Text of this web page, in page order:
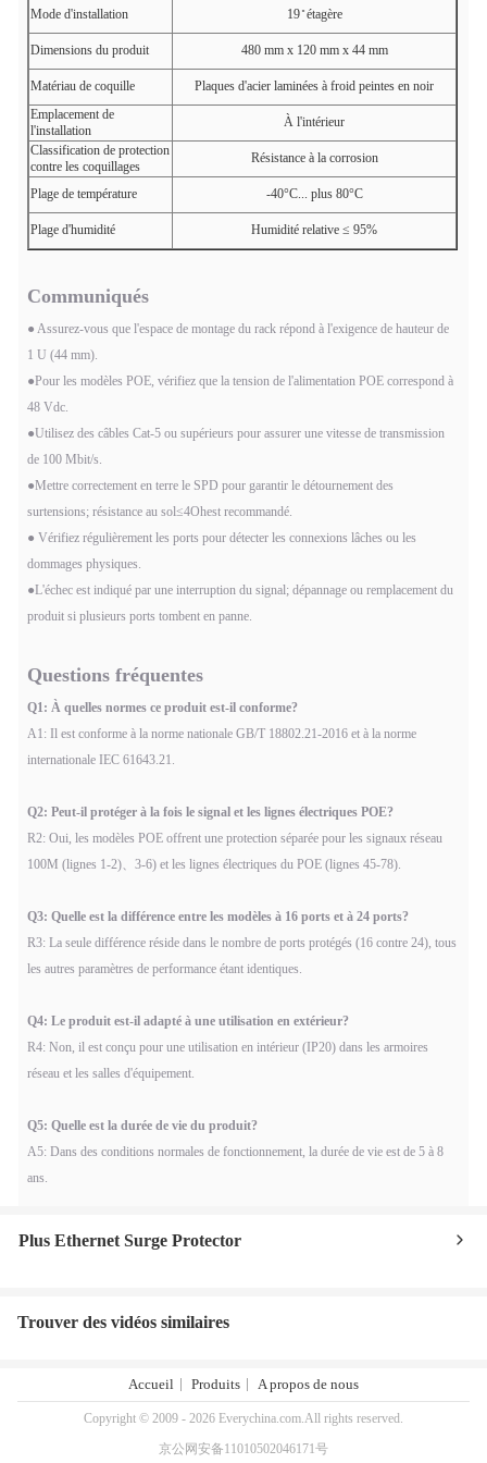
protection
45 à 78
Indication de
défaillance
Signal interrompu
Mode d'installation 19 ̊ étagère
Dimensions du produit 480 mm x 120 mm x 44 mm
Matériau de coquille
Plaques d'acier laminées à froid peintes en noir
Emplacement de
l'installation
À l'intérieur
Classification de protection
contre les coquillages
Résistance à la corrosion
Plage de température -40°C... plus 80°C
Plage d'humidité Humidité relative ≤ 95%
Communiqués
● Assurez-vous que l'espace de montage du rack répond à l'exigence de hauteur de
1 U (44 mm).
●Pour les modèles POE, vérifiez que la tension de l'alimentation POE correspond à
48 Vdc.
●Utilisez des câbles Cat-5 ou supérieurs pour assurer une vitesse de transmission
de 100 Mbit/s.
●Mettre correctement en terre le SPD pour garantir le détournement des
surtensions; résistance au sol≤4Ohest recommandé.
● Vérifiez régulièrement les ports pour détecter les connexions lâches ou les
dommages physiques.
●L'échec est indiqué par une interruption du signal; dépannage ou remplacement du
produit si plusieurs ports tombent en panne.
Questions fréquentes
Q1: À quelles normes ce produit est-il conforme?
A1: Il est conforme à la norme nationale GB/T 18802.21-2016 et à la norme
internationale IEC 61643.21.
Q2: Peut-il protéger à la fois le signal et les lignes électriques POE?
R2: Oui, les modèles POE offrent une protection séparée pour les signaux réseau
100M (lignes 1-2)、 3-6) et les lignes électriques du POE (lignes 45-78).
Q3: Quelle est la différence entre les modèles à 16 ports et à 24 ports?
R3: La seule différence réside dans le nombre de ports protégés (16 contre 24), tous
les autres paramètres de performance étant identiques.
Q4: Le produit est-il adapté à une utilisation en extérieur?
R4: Non, il est conçu pour une utilisation en intérieur (IP20) dans les armoires
réseau et les salles d'équipement.
Q5: Quelle est la durée de vie du produit?
A5: Dans des conditions normales de fonctionnement, la durée de vie est de 5 à 8
ans.
Plus Ethernet Surge Protector
Trouver des vidéos similaires
Accueil Produits A propos de nous
Copyright © 2009 - 2026 Everychina.com.All rights reserved.
京公网安备11010502046171号